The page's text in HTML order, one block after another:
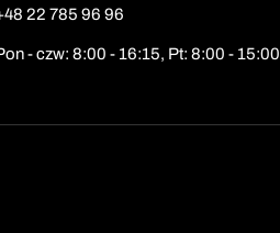
22 785 96 96
- czw: 8:00 - 16:15, Pt: 8:00 - 15:00